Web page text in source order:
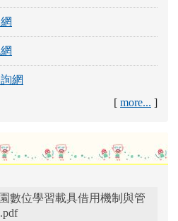
網
[ more... ]
數位學習載具借用機制與管